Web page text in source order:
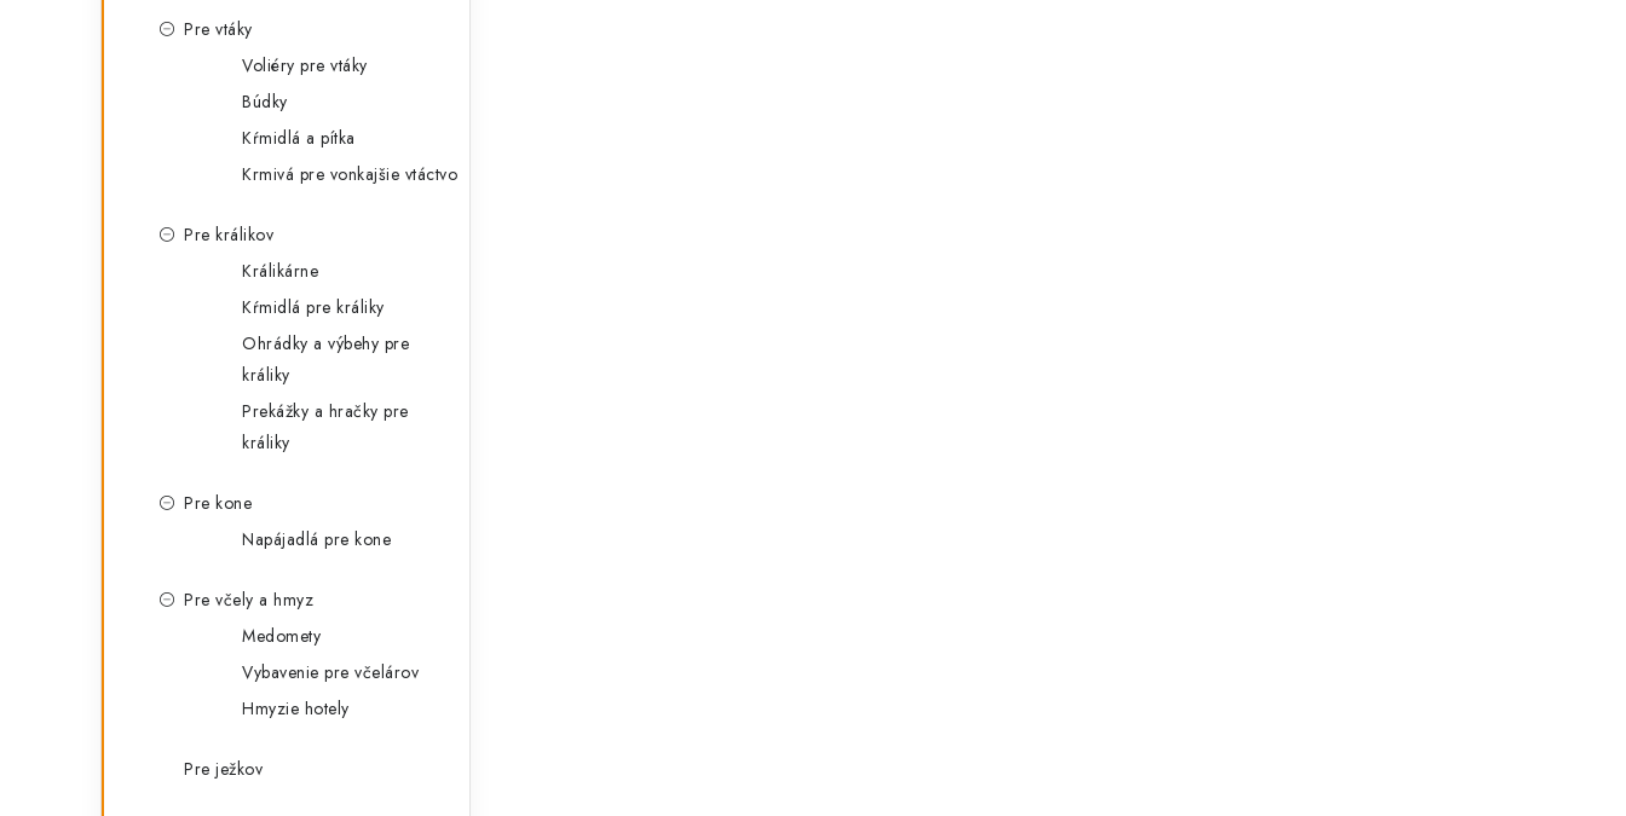
Pre vtáky
Voliéry pre vtáky
Búdky
Kŕmidlá a pítka
Krmivá pre vonkajšie vtáctvo
Pre králikov
Králikárne
Kŕmidlá pre králiky
Ohrádky a výbehy pre
králiky
Prekážky a hračky pre
králiky
Pre kone
Napájadlá pre kone
Pre včely a hmyz
Medomety
Vybavenie pre včelárov
Hmyzie hotely
Pre ježkov